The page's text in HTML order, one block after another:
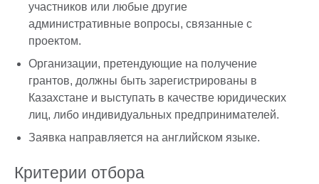
участников или любые другие
административные вопросы, связанные с
проектом.
Организации, претендующие на получение
грантов, должны быть зарегистрированы в
Казахстане и выступать в качестве юридических
лиц, либо индивидуальных предпринимателей.
Заявка направляется на английском языке.
Критерии отбора